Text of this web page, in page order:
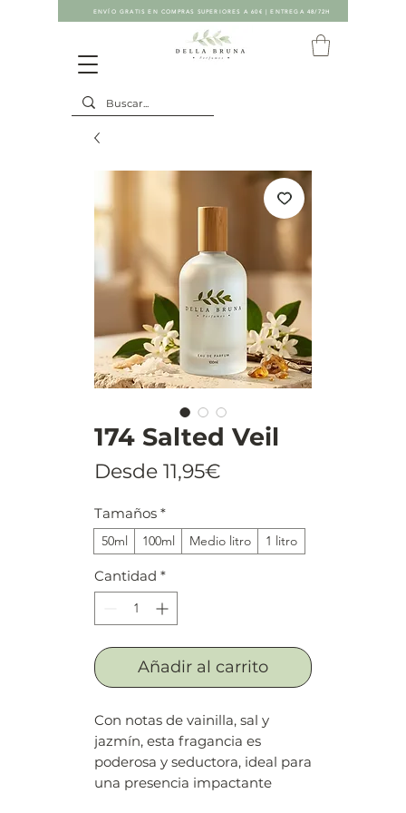
ENVÍO GRATIS EN COMPRAS SUPERIORES A 60€ | ENTREGA 48/72H
174 Salted Veil
Desde 11,95€
Tamaños *
50ml 100ml Medio litro 1 litro
Cantidad *
Añadir al carrito
Con notas de vainilla, sal y
jazmín, esta fragancia es
poderosa y seductora, ideal para
una presencia impactante